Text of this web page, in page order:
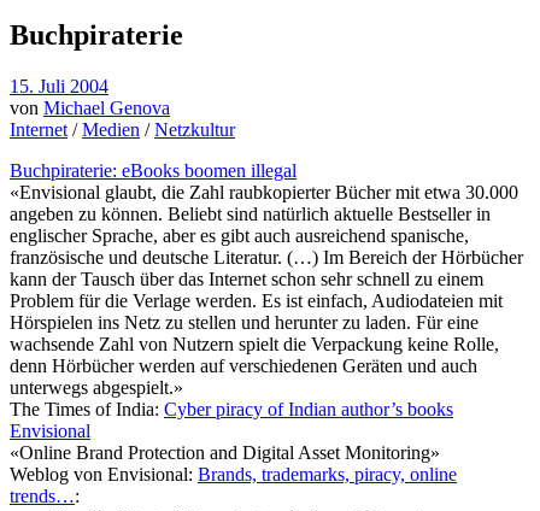
Buchpiraterie
15. Juli 2004
von Michael Genova
Internet /Medien /Netzkultur
Buchpiraterie: eBooks boomen illegal
«Envisional glaubt, die Zahl raubkopierter Bücher mit etwa 30.000
angeben zu können. Beliebt sind natürlich aktuelle Bestseller in
englischer Sprache, aber es gibt auch ausreichend spanische,
französische und deutsche Literatur. (…) Im Bereich der Hörbücher
kann der Tausch über das Internet schon sehr schnell zu einem
Problem für die Verlage werden. Es ist einfach, Audiodateien mit
Hörspielen ins Netz zu stellen und herunter zu laden. Für eine
wachsende Zahl von Nutzern spielt die Verpackung keine Rolle,
denn Hörbücher werden auf verschiedenen Geräten und auch
unterwegs abgespielt.»
The Times of India: Cyber piracy of Indian author’s books
Envisional
«Online Brand Protection and Digital Asset Monitoring»
Weblog von Envisional: Brands, trademarks, piracy, online
trends…: